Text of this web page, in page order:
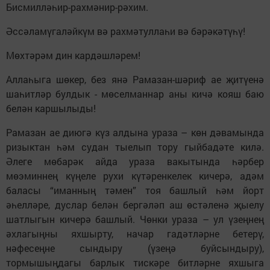
Бисмилләһир-рахмәнир-рәхим.
Әссәламүгаләйкүм вә рахмәтуллаһи вә бәрәкәтүһү!
Мөхтәрәм дин кардәшләрем!
Аллаһыга шөкер, без янә Рамазан-шәриф ае җитүенә
шаһитләр булдык - мөселманнар аны кичә кояш баю
белән каршылыды!
Рамазан ае диюгә күз алдына ураза – көн дәвамында
ризыктан һәм судан тыелып тору гыйбадәте килә.
Әлеге мөбарәк айда ураза вакытында һәрбер
мөэминнең күңеле рухи күтәренкелек кичерә, адәм
баласы “иманның тәмен” тоя башлый һәм йорт
әһелләре, дуслар белән бергәләп аш өстәленә җыелу
шатлыгын кичерә башлый. Чөнки ураза – ул үзеңнең
әхлагыңны яхшырту, начар гадәтләрне бетерү,
нәфесеңне сындыру (үзеңә буйсындыру),
тормышыңдагы барлык тискәре битләрне яхшыга